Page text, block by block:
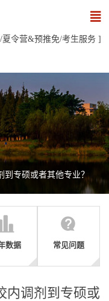
/夏令营&预推免/考生服务 ]
到专硕或者其他专业？
数据 常见问题
内调剂到专硕或